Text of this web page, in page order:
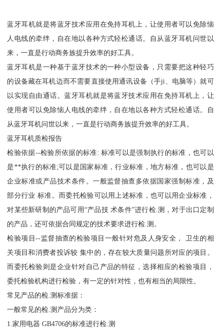
蓝牙耳机就是将蓝牙技术应用在免持耳机上，让使用者可以免除恼
人电线的牵绊，自在地以各种方式轻松通话。自从蓝牙耳机问世以
来，一直是行动商务族提升效率的好工具。
蓝牙耳机是一种基于蓝牙技术的一种小型设备，只需要把这种轻巧
的设备藏在耳机边而不需要直接使用通讯设备（手ji、电脑等）就可
以实现自由通话。蓝牙耳机就是将蓝牙技术应用在免持耳机上，让
使用者可以免除恼人电线的牵绊，自在地以各种方式轻松通话。自
从蓝牙耳机问世以来，一直是行动商务族提升效率的好工具。
蓝牙耳机质检报告
检验依据--检验所依据的标准: 标准可以是强制执行的标准，也可以
是**执行的标准;可以是国家标准，行业标准，地方标准，也可以是
企业标准或产品技术条件。一般监督抽查多依据国家强制标准，及
部分行业 标准。而委托检验可以用上述标准，也可以用企业标准，
对某些新研制的产品可用“产品技 术条件”进行检.测，对于出口定制
的产品，还可依据合同规定的技术要求进行检.测。
检验项目--监督抽查的检验项目一般针对危及人身安全， 卫生的相
关项目和消费者投诉较 集中的，存在较大质量问题所对应的项目。
而委托检验则是企业针对自己产品的特征，选择相应的检验项目，
委托检验机构进行检验，有一定的针对性，也有相当的局限性。
常见产品的检.测标准据：
一般常见的检.测产品分为类：
1.家用电器 GB4706的标准进行检.测